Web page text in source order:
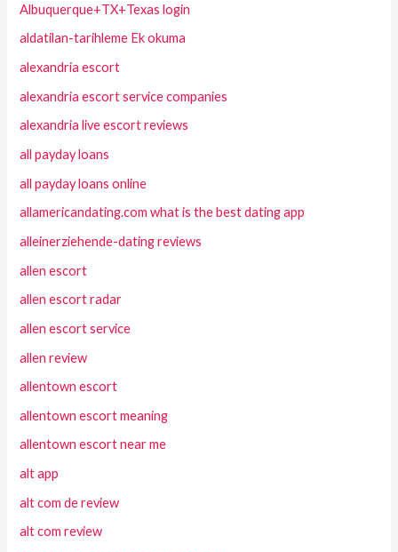
Albuquerque+TX+Texas login
aldatilan-tarihleme Ek okuma
alexandria escort
alexandria escort service companies
alexandria live escort reviews
all payday loans
all payday loans online
allamericandating.com what is the best dating app
alleinerziehende-dating reviews
allen escort
allen escort radar
allen escort service
allen review
allentown escort
allentown escort meaning
allentown escort near me
alt app
alt com de review
alt com review